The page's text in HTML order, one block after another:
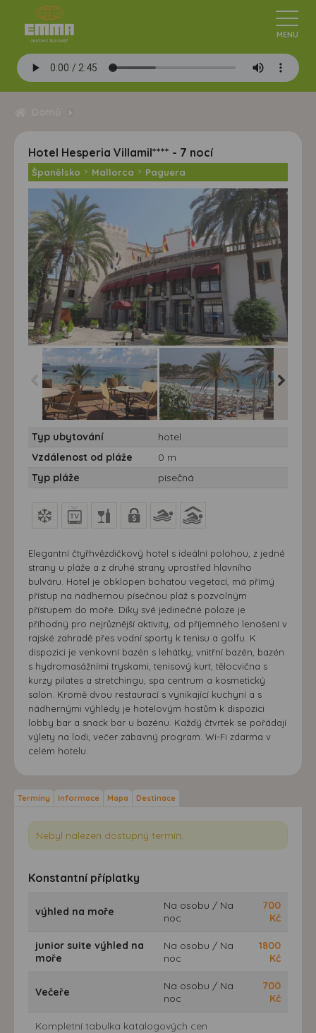
Hotel Hesperia Villamil**** - 7 nocí
Španělsko > Mallorca > Paguera
Villamil**** - 7 nocí -
terasa
Villamil**** - 7 nocí - pláž
Typ ubytování
hotel
Vzdálenost od pláže
0 m
Typ pláže
písečná
Elegantní čtyřhvězdičkový hotel s ideální polohou, z jedné
strany u pláže a z druhé strany uprostřed hlavního
bulváru. Hotel je obklopen bohatou vegetací, má přímý
přístup na nádhernou písečnou pláž s pozvolným
přístupem do moře. Díky své jedinečné poloze je
příhodný pro nejrůznější aktivity, od příjemného lenošení v
rajské zahradě přes vodní sporty k tenisu a golfu. K
dispozici je venkovní bazén s lehátky, vnitřní bazén, bazén
s hydromasážními tryskami, tenisový kurt, tělocvična s
kurzy pilates a stretchingu, spa centrum a kosmetický
salon. Kromě dvou restaurací s vynikající kuchyní a s
nádhernými výhledy je hotelovým hostům k dispozici
lobby bar a snack bar u bazénu. Každý čtvrtek se pořádají
výlety na lodi, večer zábavný program. Wi-Fi zdarma v
celém hotelu.
Termíny Informace Mapa Destinace
Nebyl nalezen dostupný termín.
Konstantní příplatky
výhled na moře
Na osobu / Na
noc
700
Kč
junior suite výhled na
moře
Na osobu / Na
noc
1800
Kč
Večeře
Na osobu / Na
noc
700
Kč
Kompletní tabulka katalogových cen